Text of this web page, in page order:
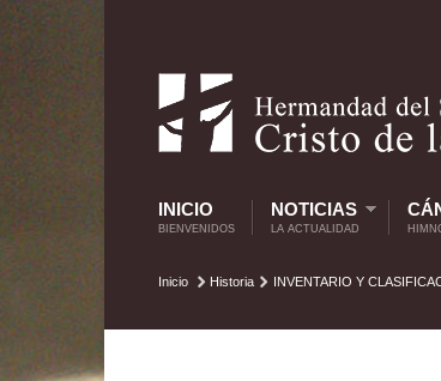
INICIO
BIENVENIDOS
NOTICIAS
LA ACTUALIDAD
Inicio Historia INVENTARIO Y